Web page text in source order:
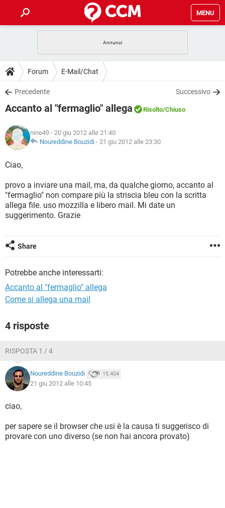
MENU
INTRATTENIMENTO
iOS
INSTAGRAM WHATSAPP
TIKTOK
HARDWARE
GUIDE
COVID-19
INSTAGRAM
TIKTOK
HARDWARE
DOWNLOAD
COVID-19 GAMING
INTRATTENIMENTO
iOS WINDOWS 10
INSTAGRAM
HARDWARE
COVID-19
INTRATTENIMENTO
iOS
INSTAGRAM WHATSAPP
TIKTOK FACEBOOK
HARDWARE
GLOSSARIO
COVID-19
iOS WINDOWS 10
INSTAGRAM
HARDWARE
Forum E-Mail/Chat
Precedente Successivo
Accanto al "fermaglio" allega Risolto/Chiuso
nino49 - 20 giu 2012 alle 21:40
Noureddine Bouzidi - 21 giu 2012 alle 23:30
Ciao,
provo a inviare una mail, ma, da qualche giorno, accanto al
"fermaglio" non compare più la striscia bleu con la scritta
allega file. uso mozzilla e libero mail. Mi date un
suggerimento. Grazie
Share
Potrebbe anche interessarti:
Accanto al "fermaglio" allega
Come si allega una mail
4 risposte
RISPOSTA 1 / 4
Noureddine Bouzidi 15.404
21 giu 2012 alle 10:45
ciao,
per sapere se il browser che usi è la causa ti suggerisco di
provare con uno diverso (se non hai ancora provato)